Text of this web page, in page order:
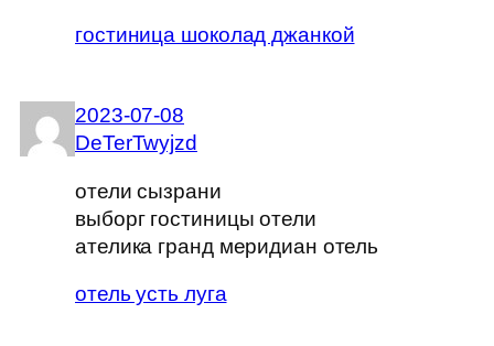
гостиница шоколад джанкой
2023-07-08
DeTerTwyjzd
отели сызрани
выборг гостиницы отели
ателика гранд меридиан отель
отель усть луга